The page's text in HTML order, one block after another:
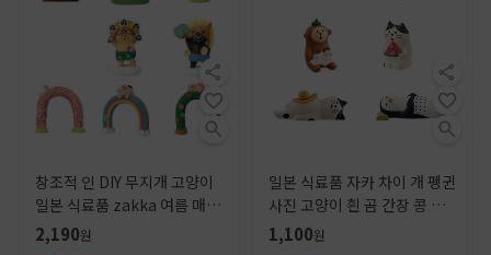
창조적 인 DIY 무지개 고양이
일본 식료품 zakka 여름 매화
비 수지 공예 작은 장식품
2,190원
일본 식료품 자카 차이 개 펭귄
사진 고양이 흰 곰 간장 콩 게
으른 고양이 창조적 인 INS 수
1,100원